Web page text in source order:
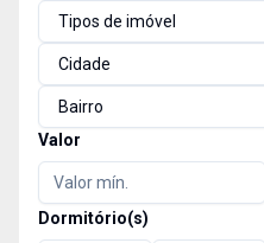
Tipos de imóvel
Cidade
Bairro
Valor
Dormitório(s)